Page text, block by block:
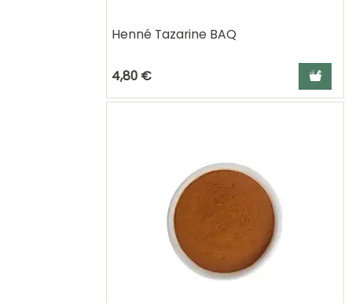
Henné Tazarine BAQ
4,80 € Ajouter